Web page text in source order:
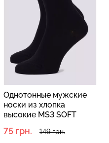
Однотонные мужские
носки из хлопка
высокие MS3 SOFT
(черный)
75 грн. 149 грн.
699 грн.